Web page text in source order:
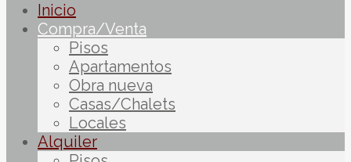
Inicio
Compra/Venta
Pisos
Apartamentos
Obra nueva
Casas/Chalets
Locales
Alquiler